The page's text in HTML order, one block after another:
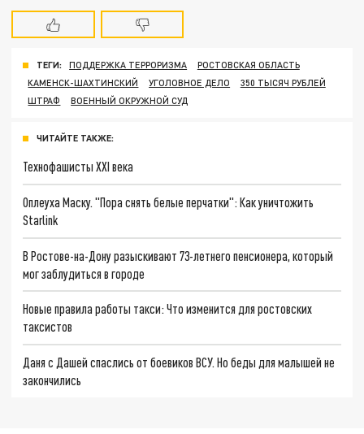
ТЕГИ: ПОДДЕРЖКА ТЕРРОРИЗМА
РОСТОВСКАЯ ОБЛАСТЬ
КАМЕНСК-ШАХТИНСКИЙ
УГОЛОВНОЕ ДЕЛО
350 ТЫСЯЧ РУБЛЕЙ
ШТРАФ
ВОЕННЫЙ ОКРУЖНОЙ СУД
ЧИТАЙТЕ ТАКЖЕ:
Технофашисты XXI века
Оплеуха Маску. "Пора снять белые перчатки": Как уничтожить
Starlink
В Ростове-на-Дону разыскивают 73-летнего пенсионера, который
мог заблудиться в городе
Новые правила работы такси: Что изменится для ростовских
таксистов
Даня с Дашей спаслись от боевиков ВСУ. Но беды для малышей не
закончились